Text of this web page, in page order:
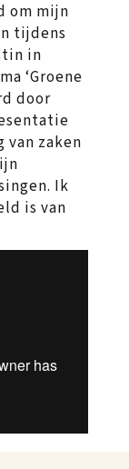
om mijn
tijdens
in
‘Groene
door
zaken
Ik
is van